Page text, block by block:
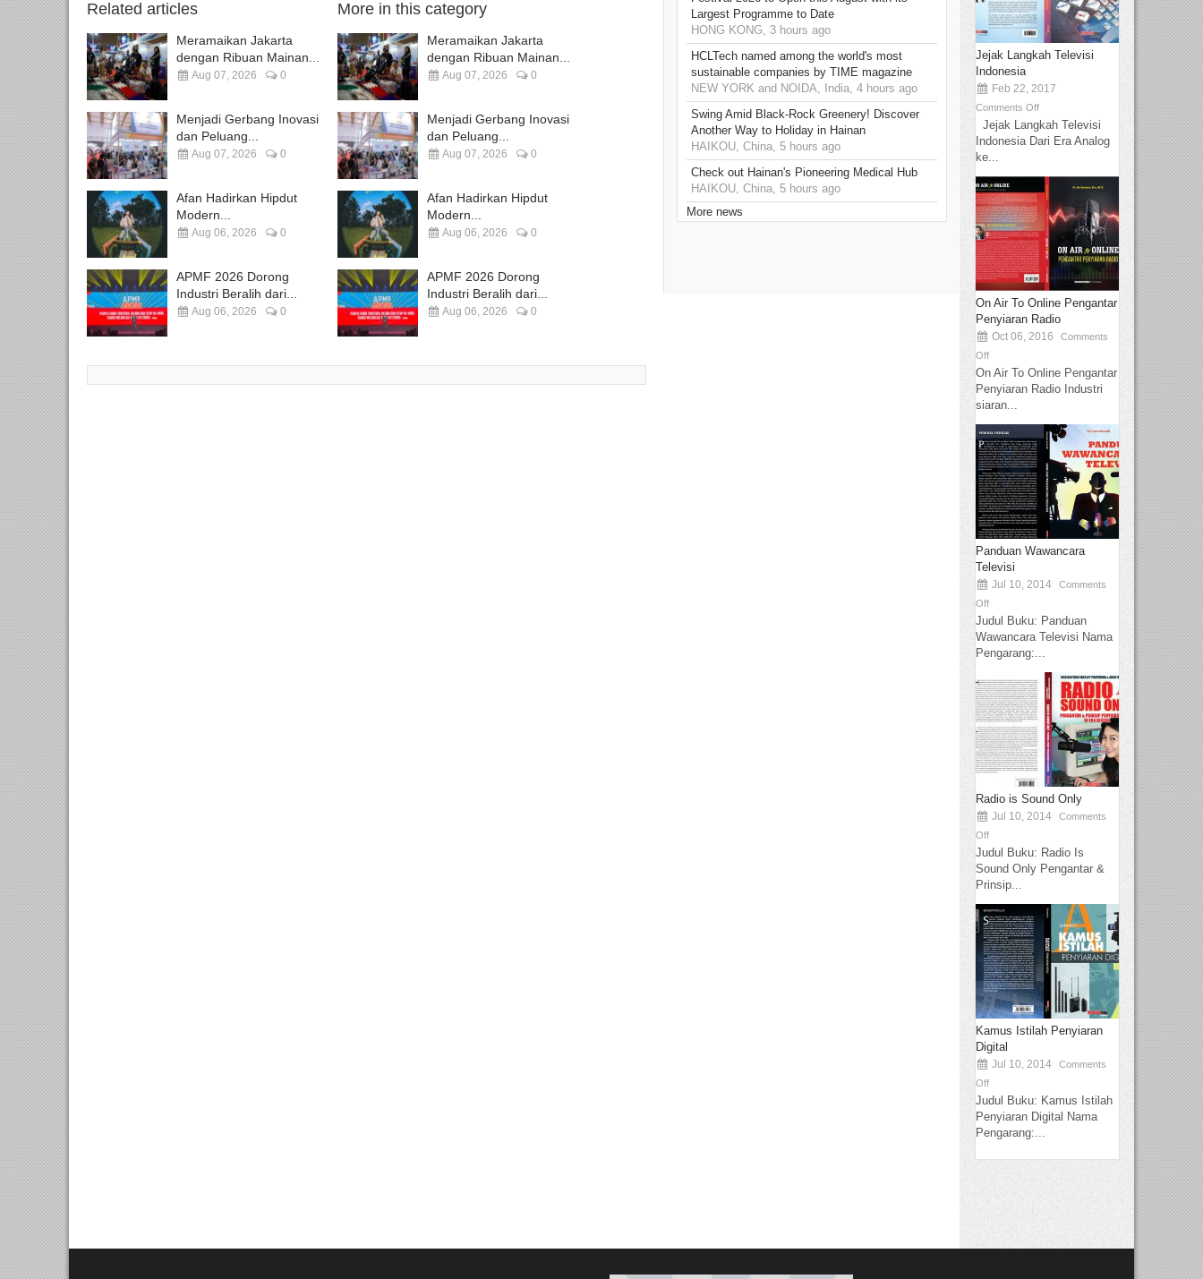
Related articles
Meramaikan Jakarta
dengan Ribuan Mainan...
Aug 07, 2026 0
Menjadi Gerbang Inovasi
dan Peluang...
Aug 07, 2026 0
Afan Hadirkan Hipdut
Modern...
Aug 06, 2026 0
APMF 2026 Dorong
Industri Beralih dari...
Aug 06, 2026 0
More in this category
Meramaikan Jakarta
dengan Ribuan Mainan...
Aug 07, 2026 0
Menjadi Gerbang Inovasi
dan Peluang...
Aug 07, 2026 0
Afan Hadirkan Hipdut
Modern...
Aug 06, 2026 0
APMF 2026 Dorong
Industri Beralih dari...
Aug 06, 2026 0
Largest Programme to Date
HONG KONG, 3 hours ago
HCLTech named among the world's most
sustainable companies by TIME magazine
NEW YORK and NOIDA, India, 4 hours ago
Swing Amid Black‑Rock Greenery! Discover
Another Way to Holiday in Hainan
HAIKOU, China, 5 hours ago
Check out Hainan's Pioneering Medical Hub
HAIKOU, China, 5 hours ago
More news
Jejak Langkah Televisi
Indonesia
Feb 22, 2017
Comments Off
Jejak Langkah Televisi
Indonesia Dari Era Analog
ke...
On Air To Online Pengantar
Penyiaran Radio
Oct 06, 2016
Comments
Off
On Air To Online Pengantar
Penyiaran Radio Industri
siaran...
Panduan Wawancara
Televisi
Jul 10, 2014
Comments
Off
Judul Buku: Panduan
Wawancara Televisi Nama
Pengarang:...
Radio is Sound Only
Jul 10, 2014
Comments
Off
Judul Buku: Radio Is
Sound Only Pengantar &
Prinsip...
Kamus Istilah Penyiaran
Digital
Jul 10, 2014
Comments
Off
Judul Buku: Kamus Istilah
Penyiaran Digital Nama
Pengarang:...